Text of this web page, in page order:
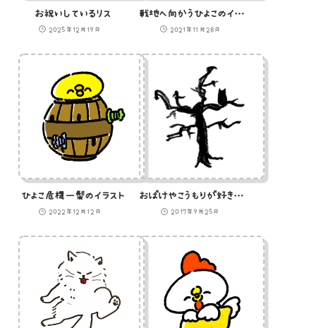
お祝いしているリス
2025年12月19日
戦地へ向かうひよこのイラスト
2021年11月28日
ひよこ危機一髪のイラスト
2022年12月12日
おばけやこうもりが好きそうなハロウィンの木
2017年9月25日